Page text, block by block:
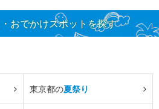
おでかけスポットを探す
東京都の夏祭り